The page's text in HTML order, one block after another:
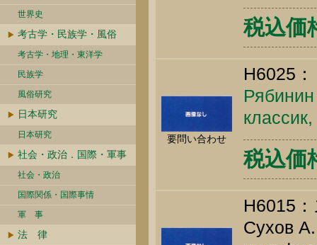
世界史
考古学・民族学・風俗
考古学・地理・東洋学
民族学
風俗研究
日本研究
日本研究
社会・政治．国際・軍事
社会・政治
国際関係・国際事情
軍 事
法 律
税込価
要問い合わせ
H6025：
税込価
H6015
Сухов